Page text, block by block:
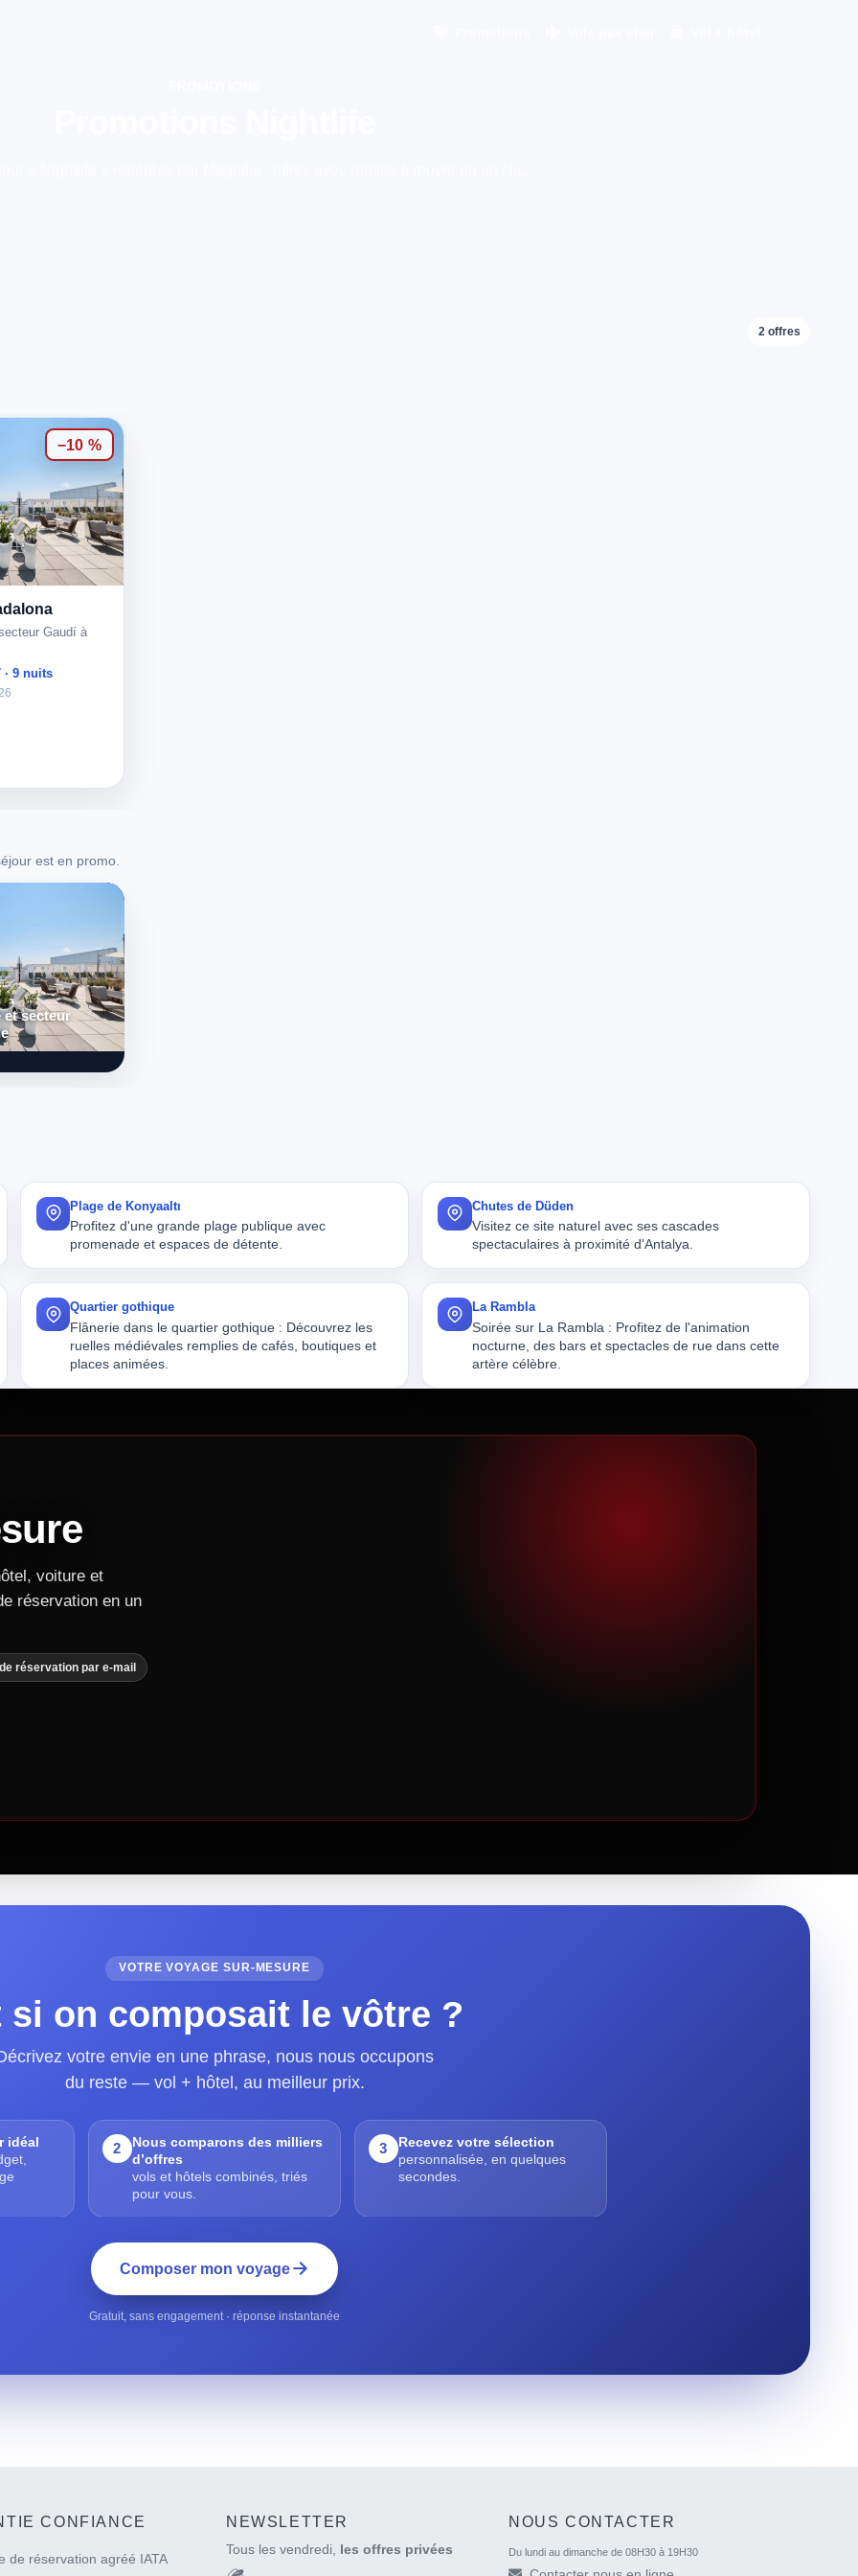
2 offres
−10 %
Gaudí à
· 9 nuits
d'Antalya. ; Profitez d'une grande plage publique avec promenade et espaces de détente. ; Visitez ce site naturel avec ses cascades
option pour votre séjour, grâce à son cadre exceptionnel en bord de mer et ses multiples équipements de loisirs. Vous pourrez profiter de
conçue par Gaudí, un incontournable de Barcelone. ; Flânerie dans le quartier gothique : Découvrez les ruelles médiévales remplies de
est en promo.
secteur
Plage de Konyaaltı
Profitez d'une grande plage publique avec
promenade et espaces de détente.
Chutes de Düden
Visitez ce site naturel avec ses cascades
spectaculaires à proximité d'Antalya.
Quartier gothique
Flânerie dans le quartier gothique : Découvrez les
ruelles médiévales remplies de cafés, boutiques et
places animées.
La Rambla
Soirée sur La Rambla : Profitez de l'animation
nocturne, des bars et spectacles de rue dans cette
artère célèbre.
voiture et
réservation en un
réservation par e-mail
VOTRE VOYAGE SUR-MESURE
si on composait le vôtre ?
votre envie en une phrase, nous nous occupons
du reste — vol + hôtel, au meilleur prix.
idéal
2
Nous comparons des milliers
d’offres
vols et hôtels combinés, triés
pour vous.
3
Recevez votre sélection
personnalisée, en quelques
secondes.
Composer mon voyage
Gratuit, sans engagement · réponse instantanée
CONFIANCE
de réservation agréé IATA
NEWSLETTER
Tous les vendredi, les offres privées
NOUS CONTACTER
Du lundi au dimanche de 08H30 à 19H30